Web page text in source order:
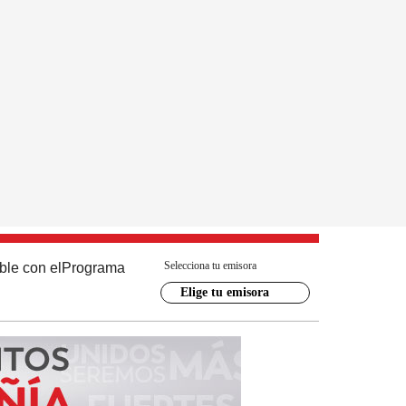
con el Programa Selecciona tu emisora
Elige tu emisora